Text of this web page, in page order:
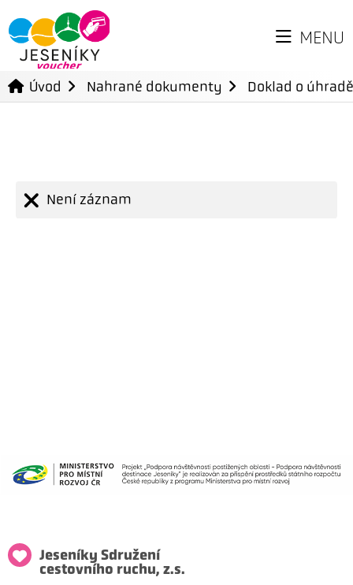
MENU
Úvod Nahrané dokumenty Doklad o
Není záznam
Jeseníky Sdružení
cestovního ruchu, z.s.